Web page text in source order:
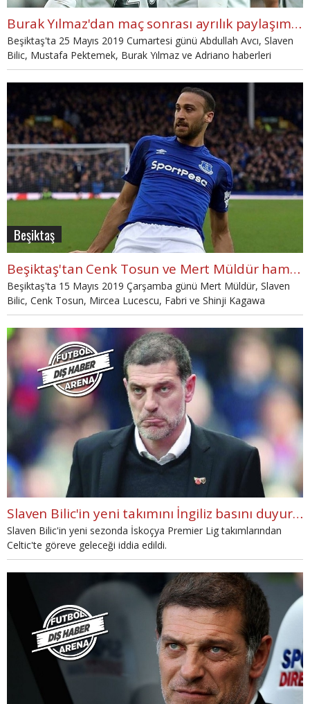
Burak Yılmaz'dan maç sonrası ayrılık paylaşımı! (Beşiktaş Haberleri 25 Mayıs Cumartesi)
Beşiktaş'ta 25 Mayıs 2019 Cumartesi günü Abdullah Avcı, Slaven
Bilic, Mustafa Pektemek, Burak Yılmaz ve Adriano haberleri
konuşuldu. Beşiktaş ile ilgili günün öne çıkan gelişmeleri, Beşiktaş
Transfer Haberleri, Beşiktaş haber ajansı haberleri burada.
Beşiktaş
Beşiktaş'tan Cenk Tosun ve Mert Müldür hamlesi (Beşiktaş Haberleri 15 Mayıs Çarşamba)
Beşiktaş'ta 15 Mayıs 2019 Çarşamba günü Mert Müldür, Slaven
Bilic, Cenk Tosun, Mircea Lucescu, Fabri ve Shinji Kagawa
konuşuldu. Beşiktaş ile ilgili günün öne çıkan gelişmeleri, Beşiktaş
Transfer Haberleri, Beşiktaş haber ajansı haberleri burada.
Slaven Bilic'in yeni takımını İngiliz basını duyurdu
Slaven Bilic'in yeni sezonda İskoçya Premier Lig takımlarından
Celtic'te göreve geleceği iddia edildi.